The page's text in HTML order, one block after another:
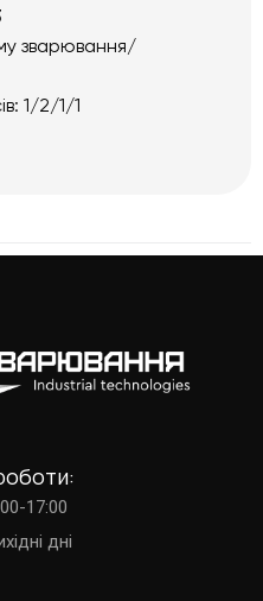
зварювання/
1/2/1/1
17:00
дні